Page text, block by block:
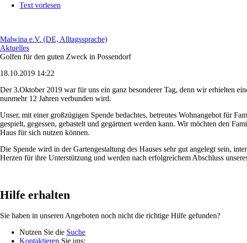
Text vorlesen
Malwina e.V. (DE, Alltagssprache)
Aktuelles
Golfen für den guten Zweck in Possendorf
18.10.2019 14:22
Der 3.Oktober 2019 war für uns ein ganz besonderer Tag, denn wir erhielten
nunmehr 12 Jahren verbunden wird.
Unser, mit einer großzügigen Spende bedachtes, betreutes Wohnangebot für
gespielt, gegessen, gebastelt und gegärtnert werden kann. Wir möchten den
Haus für sich nutzen können.
Die Spende wird in der Gartengestaltung des Hauses sehr gut angelegt sein,
Herzen für ihre Unterstützung und werden nach erfolgreichem Abschluss
Hilfe erhalten
Sie haben in unseren Angeboten noch nicht die richtige Hilfe gefunden?
Nutzen Sie die Suche
Kontaktieren Sie uns: